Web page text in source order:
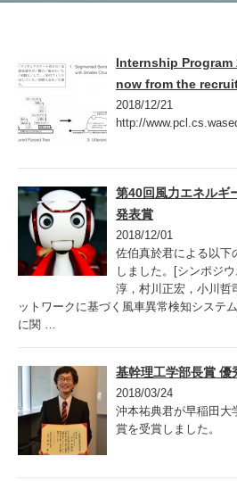
Internship Program
now from the
2018/12/21
http://
第40回風力エネルギ
発表賞
2018/12/01
佐伯真於君による以下
しました。[シンポジ
淳，村川正宏，小川哲
ットワークに基づく風車異常検知システ
に関 …
基幹理工学部長賞 優
2018/03/24
沖本祐典君が早稲田大
賞を受賞しました。